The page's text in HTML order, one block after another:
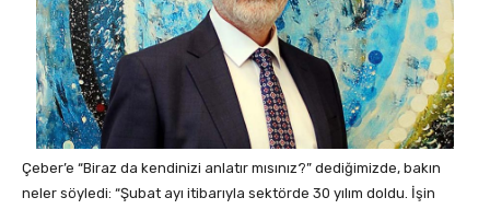
Çeber’e “Biraz da kendinizi anlatır mısınız?” dediğimizde, bakın
neler söyledi: “Şubat ayı itibarıyla sektörde 30 yılım doldu. İşin